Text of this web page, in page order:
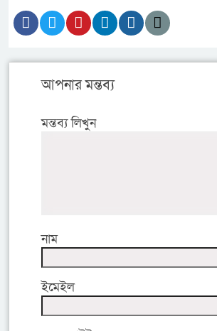
আপনার মন্তব্য
মন্তব্য লিখুন
নাম
ইমেইল